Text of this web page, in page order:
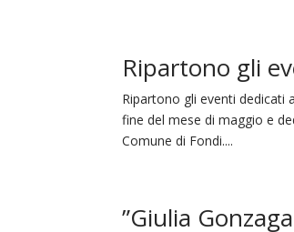
Ripartono gli
Ripartono gli eventi dedicati
fine del mese di maggio e
Comune di Fondi....
”Giulia